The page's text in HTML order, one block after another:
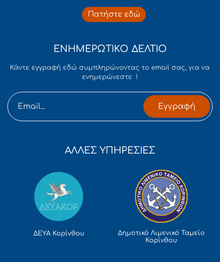
Πατήστε εδώ
ΕΝΗΜΕΡΩΤΙΚΟ ΔΕΛΤΙΟ
Κάντε εγγραφή εδώ συμπληρώνοντας το email σας, για να
ενημερώνεστε !
Εγγραφή
ΑΛΛΕΣ ΥΠΗΡΕΣΙΕΣ
ΔΕΥΑ Κορίνθου
Δημοτικό Λιμενικό Ταμείο
Κορίνθου